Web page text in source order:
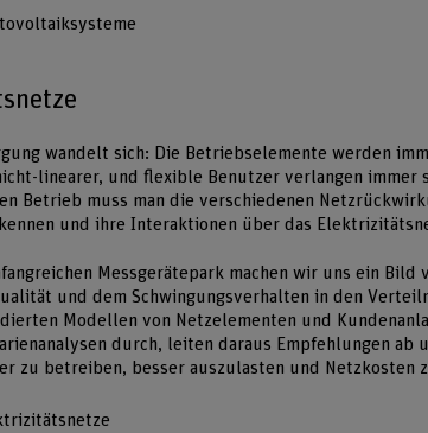
wandelt sich: Die Betriebselemente werden
linearer, und flexible Benutzer verlangen immer
Betrieb muss man die verschiedenen
kennen und ihre Interaktionen über das
Messgerätepark machen wir uns ein Bild
und dem Schwingungsverhalten in den
Modellen von Netzelementen und
durch, leiten daraus Empfehlungen ab
zu betreiben, besser auszulasten und Netzkosten